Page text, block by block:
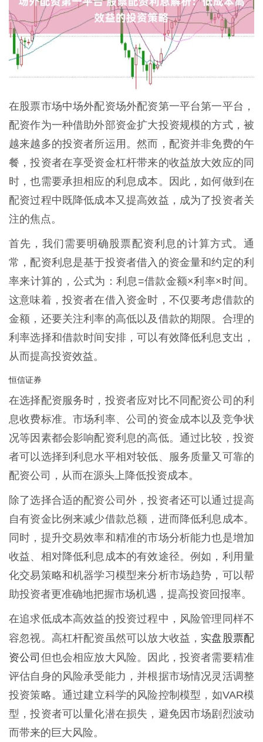
在股票市场中场外配资场外配资第一平台第一平台，
配资作为一种借助外部资金扩大投资规模的方式，被
越来越多的投资者所运用。然而，配资并非免费的午
餐，投资者在享受资金杠杆带来的收益放大效应的同
时，也需要承担相应的利息成本。因此，如何做到在
配资过程中既降低成本又提高效益，成为了投资者关
注的焦点。
首先，我们需要明确股票配资利息的计算方式。通
常，配资利息是基于投资者借入的资金量和约定的利
率来计算的，公式为：利息=借款金额×利率×时间。
这意味着，投资者在借入资金时，不仅要考虑借款的
金额，还要关注利率的高低以及借款的期限。合理的
利率选择和借款时间安排，可以有效降低利息支出，
从而提高投资效益。
恒信证券
在选择配资服务时，投资者应对比不同配资公司的利
息收费标准。市场利率、公司的资金成本以及竞争状
况等因素都会影响配资利息的高低。通过比较，投资
者可以选择到利息水平相对较低、服务质量又可靠的
配资公司，从而在源头上降低投资成本。
除了选择合适的配资公司外，投资者还可以通过提高
自有资金比例来减少借款总额，进而降低利息成本。
同时，提升交易效率和精准的市场分析能力也是增加
收益、相对降低利息成本的有效途径。例如，利用量
化交易策略和机器学习模型来分析市场趋势，可以帮
助投资者更准确地把握市场机遇，提高投资回报率。
在追求低成本高效益的投资过程中，风险管理同样不
容忽视。高杠杆配资虽然可以放大收益， 实盘股票配
资公司 但也会相应放大风险。因此，投资者需要精准
评估自身的风险承受能力，并根据市场情况灵活调整
投资策略。通过建立科学的风险控制模型，如VAR模
型，投资者可以量化潜在损失，避免因市场剧烈波动
而带来的巨大风险。